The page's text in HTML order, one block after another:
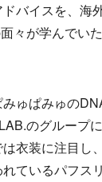
バイスを、海
々が学んでい
ゅぱみゅの
のグループ
衣装に注目し
ているパフス